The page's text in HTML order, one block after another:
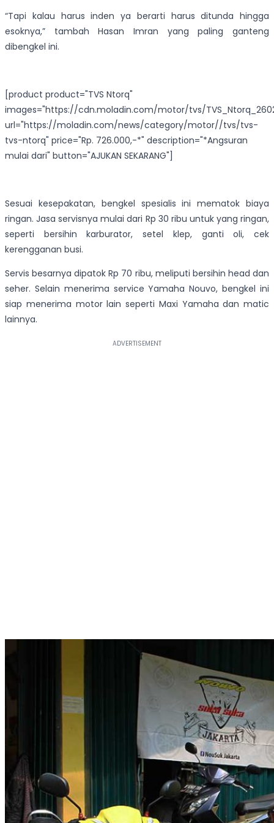
“Tapi kalau harus inden ya berarti harus ditunda hingga
esoknya,” tambah Hasan Imran yang paling ganteng
dibengkel ini.
[product product="TVS Ntorq"
images="https://cdn.moladin.com/motor/tvs/
url="https://moladin.com/news/category/motor//tvs/tvs-
tvs-ntorq" price="Rp. 726.000,-*" description="*Angsuran
mulai dari" button="AJUKAN SEKARANG"]
Sesuai kesepakatan, bengkel spesialis ini mematok biaya
ringan. Jasa servisnya mulai dari Rp 30 ribu untuk yang ringan,
seperti bersihin karburator, setel klep, ganti oli, cek
kerengganan busi.
Servis besarnya dipatok Rp 70 ribu, meliputi bersihin head dan
seher. Selain menerima service Yamaha Nouvo, bengkel ini
siap menerima motor lain seperti Maxi Yamaha dan matic
lainnya.